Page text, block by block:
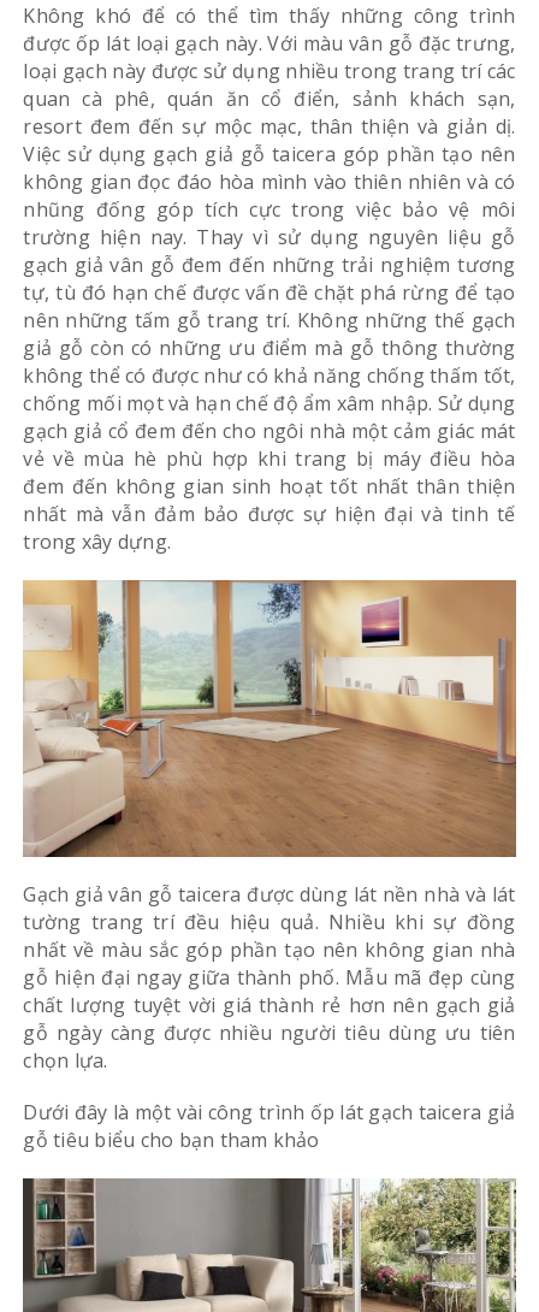
Không khó để có thể tìm thấy những công trình
được ốp lát loại gạch này. Với màu vân gỗ đặc trưng,
loại gạch này được sử dụng nhiều trong trang trí các
quan cà phê, quán ăn cổ điển, sảnh khách sạn,
resort đem đến sự mộc mạc, thân thiện và giản dị.
Việc sử dụng gạch giả gỗ taicera góp phần tạo nên
không gian đọc đáo hòa mình vào thiên nhiên và có
nhũng đống góp tích cực trong việc bảo vệ môi
trường hiện nay. Thay vì sử dụng nguyên liệu gỗ
gạch giả vân gỗ đem đến những trải nghiệm tương
tự, tù đó hạn chế được vấn đề chặt phá rừng để tạo
nên những tấm gỗ trang trí. Không những thế gạch
giả gỗ còn có những ưu điểm mà gỗ thông thường
không thể có được như có khả năng chống thấm tốt,
chống mối mọt và hạn chế độ ẩm xâm nhập. Sử dụng
gạch giả cổ đem đến cho ngôi nhà một cảm giác mát
vẻ về mùa hè phù hợp khi trang bị máy điều hòa
đem đến không gian sinh hoạt tốt nhất thân thiện
nhất mà vẫn đảm bảo được sự hiện đại và tinh tế
trong xây dựng.
Gạch giả vân gỗ taicera được dùng lát nền nhà và lát
tường trang trí đều hiệu quả. Nhiều khi sự đồng
nhất về màu sắc góp phần tạo nên không gian nhà
gỗ hiện đại ngay giữa thành phố. Mẫu mã đẹp cùng
chất lượng tuyệt vời giá thành rẻ hơn nên gạch giả
gỗ ngày càng được nhiều người tiêu dùng ưu tiên
chọn lựa.
Dưới đây là một vài công trình ốp lát gạch taicera giả
gỗ tiêu biểu cho bạn tham khảo